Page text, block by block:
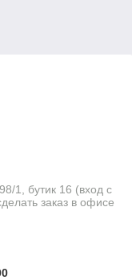
1, бутик 16 (вход с
заказ в офисе